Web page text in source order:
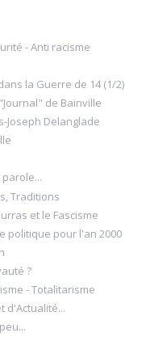
- Anti racisme
la Guerre de 14 (1/2)
de Bainville
Joseph Delanglade
Traditions
et le Fascisme
politique pour l'an 2000
?
- Totalitarisme
d'Actualité...